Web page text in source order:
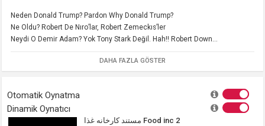
Neden Donald Trump? Pardon Why Donald Trump?
Ne Oldu? Robert De Nıro’lar, Robert Zemeckıs’ler
Neydi O Demir Adam? Yok Tony Stark Değil. Hah!! Robert Down...
DAHA FAZLA GÖSTER
Otomatik Oynatma
Dinamik Oynatıcı
مستند کارخانه غذا Food inc 2